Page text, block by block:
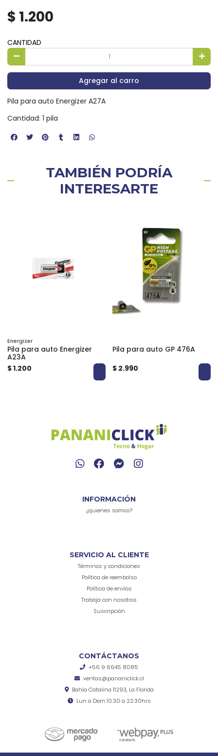
$ 1.200
CANTIDAD
Agregar al carro
Pila para auto Energizer A27A
Cantidad: 1 pila
TAMBIÉN PODRÍA
INTERESARTE
Energizer
Pila para auto Energizer
A23A
$ 1.200
Pila para auto GP 476A
$ 2.990
INFORMACIÓN
¿quienes somos?
SERVICIO AL CLIENTE
Términos y condiciones
Política de reembolso
Política de envíos
Trabaja con nosotros
Suscripción
CONTÁCTANOS
+56 9 6645 8085
ventas@pananiclick.cl
Bahía Catalina 11293, La Florida
Lun a Dom 10:30 a 22:30hrs